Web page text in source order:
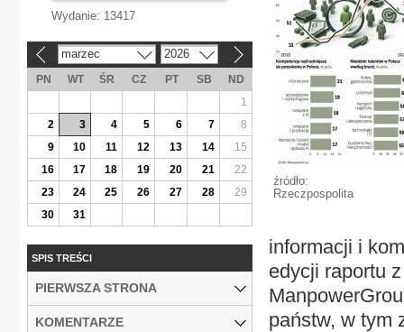
źródło:
Rzeczpospolita
informacji i
edycji raportu
państw, w tym
Wydanie: 13417
marzec 2026
PN WT ŚR CZ PT SB
ND
1
2
3 4 5 6 7
8
9
10 11 12 13 14
15
16
17 18 19 20 21
22
23
24 25 26 27 28
29
30
31
SPIS TREŚCI
PIERWSZA STRONA
KOMENTARZE